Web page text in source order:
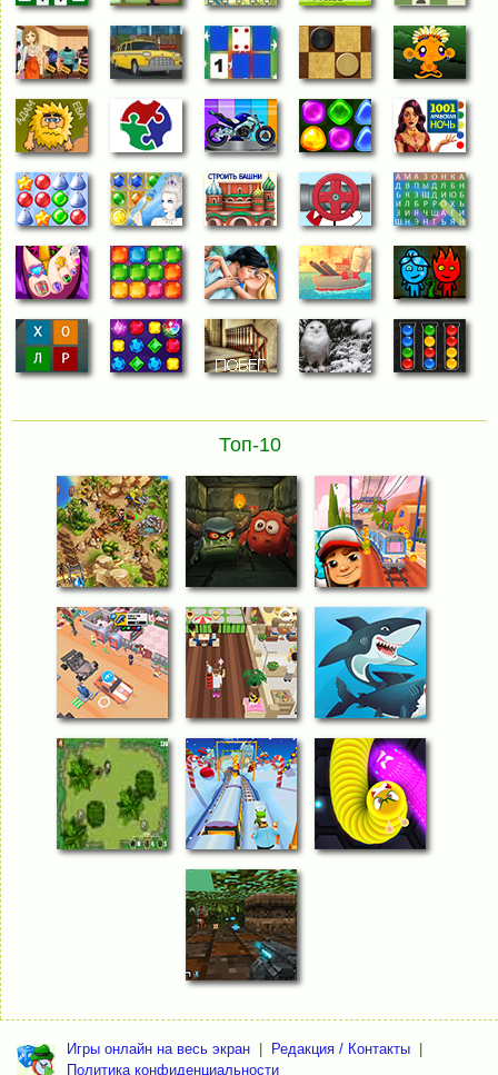
Топ-10
Игры онлайн на весь экран Редакция / Контакты
Политика конфиденциальности